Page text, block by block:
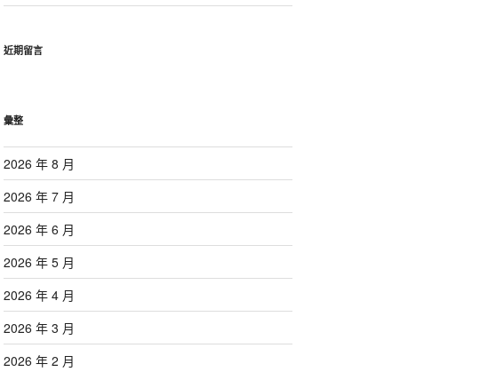
近期留言
彙整
2026 年 8 月
2026 年 7 月
2026 年 6 月
2026 年 5 月
2026 年 4 月
2026 年 3 月
2026 年 2 月